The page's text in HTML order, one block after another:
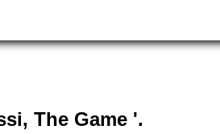
The Game '.